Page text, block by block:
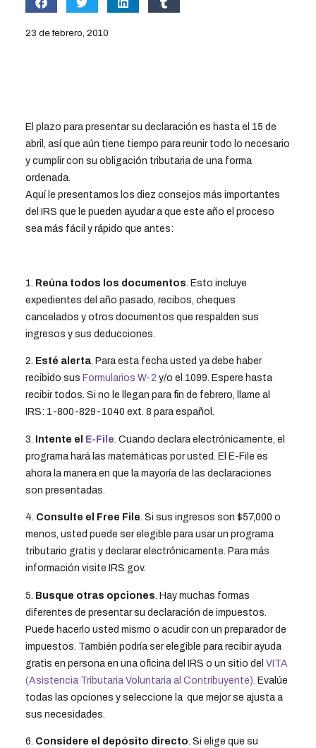
23 de febrero, 2010
El plazo para presentar su declaración es hasta el 15 de
abril, así que aún tiene tiempo para reunir todo lo necesario
y cumplir con su obligación tributaria de una forma
ordenada.
Aquí le presentamos los diez consejos más importantes
del IRS que le pueden ayudar a que este año el proceso
sea más fácil y rápido que antes:
1. Reúna todos los documentos . Esto incluye
expedientes del año pasado, recibos, cheques
cancelados y otros documentos que respalden sus
ingresos y sus deducciones.
2. Esté alerta. Para esta fecha usted ya debe haber
recibido sus Formularios W-2 y/o el 1099. Espere hasta
recibir todos. Si no le llegan para fin de febrero, llame al
IRS: 1-800-829-1040 ext. 8 para español.
3. Intente el E-File . Cuando declara electrónicamente, el
programa hará las matemáticas por usted. El E-File es
ahora la manera en que la mayoría de las declaraciones
son presentadas.
4. Consulte el Free File. Si sus ingresos son $57,000 o
menos, usted puede ser elegible para usar un programa
tributario gratis y declarar electrónicamente. Para más
información visite IRS.gov.
5. Busque otras opciones . Hay muchas formas
diferentes de presentar su declaración de impuestos.
Puede hacerlo usted mismo o acudir con un preparador de
impuestos. También podría ser elegible para recibir ayuda
gratis en persona en una oficina del IRS o un sitio del VITA
(Asistencia Tributaria Voluntaria al Contribuyente). Evalúe
todas las opciones y seleccione la que mejor se ajusta a
sus necesidades.
6. Considere el depósito directo . Si elige que su